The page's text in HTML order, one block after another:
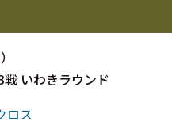
いわきラウンド
ロス